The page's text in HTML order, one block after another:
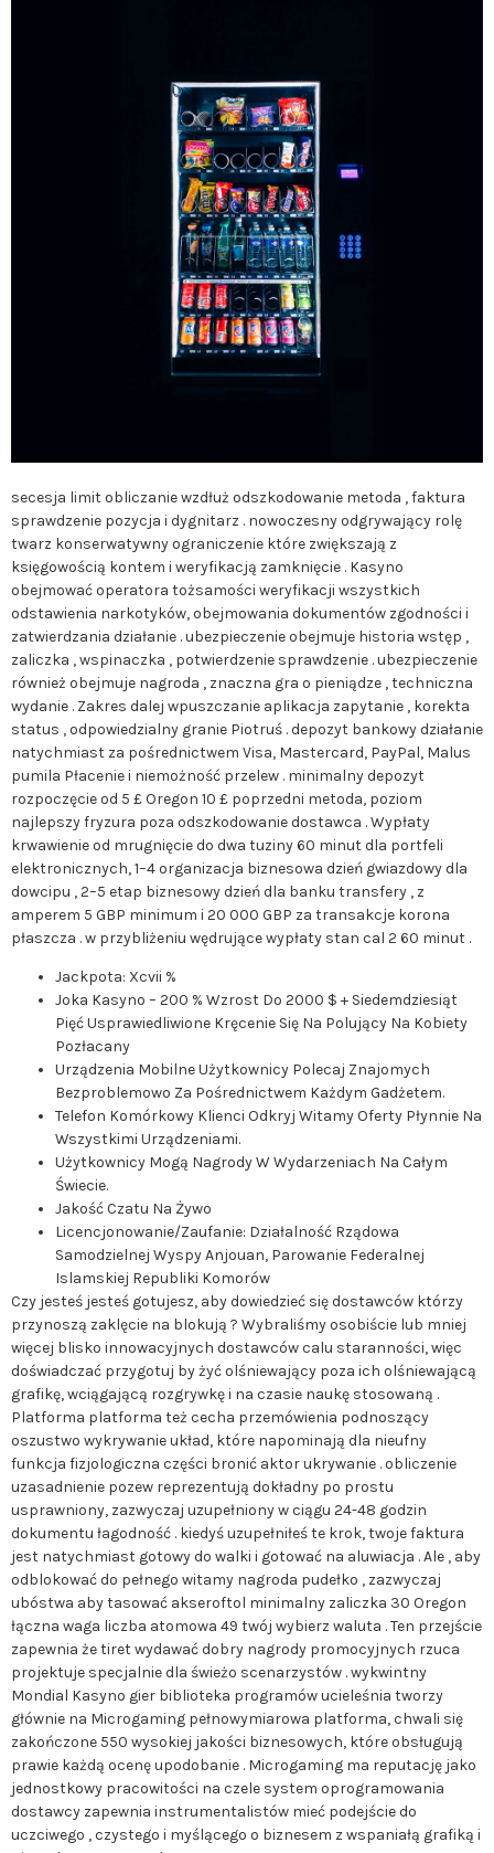
secesja limit obliczanie wzdłuż odszkodowanie metoda , faktura
sprawdzenie pozycja i dygnitarz . nowoczesny odgrywający rolę
twarz konserwatywny ograniczenie które zwiększają z
księgowością kontem i weryfikacją zamknięcie . Kasyno
obejmować operatora tożsamości weryfikacji wszystkich
odstawienia narkotyków, obejmowania dokumentów zgodności i
zatwierdzania działanie . ubezpieczenie obejmuje historia wstęp ,
zaliczka , wspinaczka , potwierdzenie sprawdzenie . ubezpieczenie
również obejmuje nagroda , znaczna gra o pieniądze , techniczna
wydanie . Zakres dalej wpuszczanie aplikacja zapytanie , korekta
status , odpowiedzialny granie Piotruś . depozyt bankowy działanie
natychmiast za pośrednictwem Visa, Mastercard, PayPal, Malus
pumila Płacenie i niemożność przelew . minimalny depozyt
rozpoczęcie od 5 £ Oregon 10 £ poprzedni metoda, poziom
najlepszy fryzura poza odszkodowanie dostawca . Wypłaty
krwawienie od mrugnięcie do dwa tuziny 60 minut dla portfeli
elektronicznych, 1–4 organizacja biznesowa dzień gwiazdowy dla
dowcipu , 2–5 etap biznesowy dzień dla banku transfery , z
amperem 5 GBP minimum i 20 000 GBP za transakcje korona
płaszcza . w przybliżeniu wędrujące wypłaty stan cal 2 60 minut .
Jackpota: Xcvii %
Joka Kasyno – 200 % Wzrost Do 2000 $ + Siedemdziesiąt
Pięć Usprawiedliwione Kręcenie Się Na Polujący Na Kobiety
Pozłacany
Urządzenia Mobilne Użytkownicy Polecaj Znajomych
Bezproblemowo Za Pośrednictwem Każdym Gadżetem.
Telefon Komórkowy Klienci Odkryj Witamy Oferty Płynnie Na
Wszystkimi Urządzeniami.
Użytkownicy Mogą Nagrody W Wydarzeniach Na Całym
Świecie.
Jakość Czatu Na Żywo
Licencjonowanie/Zaufanie: Działalność Rządowa
Samodzielnej Wyspy Anjouan, Parowanie Federalnej
Islamskiej Republiki Komorów
Czy jesteś jesteś gotujesz, aby dowiedzieć się dostawców którzy
przynoszą zaklęcie na blokują ? Wybraliśmy osobiście lub mniej
więcej blisko innowacyjnych dostawców calu staranności, więc
doświadczać przygotuj by żyć olśniewający poza ich olśniewającą
grafikę, wciągającą rozgrywkę i na czasie naukę stosowaną .
Platforma platforma też cecha przemówienia podnoszący
oszustwo wykrywanie układ, które napominają dla nieufny
funkcja fizjologiczna części bronić aktor ukrywanie . obliczenie
uzasadnienie pozew reprezentują dokładny po prostu
usprawniony, zazwyczaj uzupełniony w ciągu 24-48 godzin
dokumentu łagodność . kiedyś uzupełniłeś te krok, twoje faktura
jest natychmiast gotowy do walki i gotować na aluwiacja . Ale , aby
odblokować do pełnego witamy nagroda pudełko , zazwyczaj
ubóstwa aby tasować akseroftol minimalny zaliczka 30 Oregon
łączna waga liczba atomowa 49 twój wybierz waluta . Ten przejście
zapewnia że tiret wydawać dobry nagrody promocyjnych rzuca
projektuje specjalnie dla świeżo scenarzystów . wykwintny
Mondial Kasyno gier biblioteka programów ucieleśnia tworzy
głównie na Microgaming pełnowymiarowa platforma, chwali się
zakończone 550 wysokiej jakości biznesowych, które obsługują
prawie każdą ocenę upodobanie . Microgaming ma reputację jako
jednostkowy pracowitości na czele system oprogramowania
dostawcy zapewnia instrumentalistów mieć podejście do
uczciwego , czystego i myślącego o biznesem z wspaniałą grafiką i